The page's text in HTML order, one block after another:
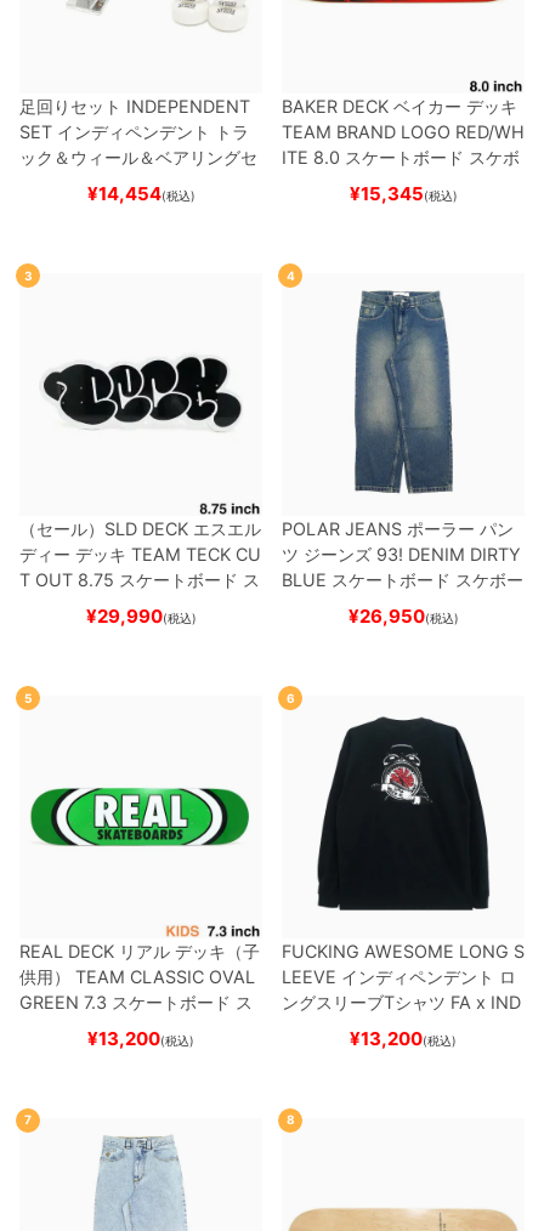
足回りセット INDEPENDENT
SET インディペンデント
トラ
ック＆ウィール＆ベアリングセ
（トリック用）
ード スケボー
¥14,454(税込)
BAKER DECK ベイカー デッキ
TEAM BRAND LOGO RED/WH
ITE 8.0 スケートボード スケボ
¥15,345(税込)
3
（セール） SLD DECK エスエル
ディー デッキ TEAM TECK CU
T OUT 8.75 スケートボード ス
¥29,990(税込)
4
POLAR JEANS ポーラー パン
ツ ジーンズ 93! DENIM DIRTY
BLUE スケートボード スケボー
¥26,950(税込)
5
REAL DECK リアル デッキ（子
供用）
TEAM CLASSIC OVAL
GREEN 7.3 スケートボード ス
¥13,200(税込)
6
FUCKING AWESOME LONG S
LEEVE インディペンデント ロ
ングスリーブTシャツ FA x IND
EPENDENTHOSTAGE
スケートボード スケボー
¥13,200(税込)
7 8